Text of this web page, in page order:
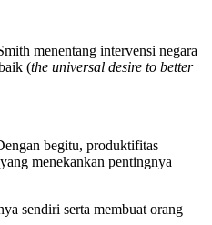
menentang intervensi negara
(the universal desire to better
begitu, produktifitas
menekankan pentingnya
sendiri serta membuat orang